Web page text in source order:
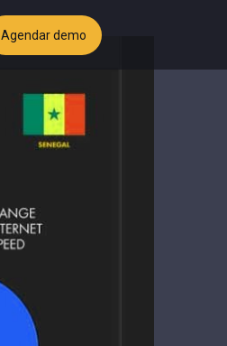
Agendar demo